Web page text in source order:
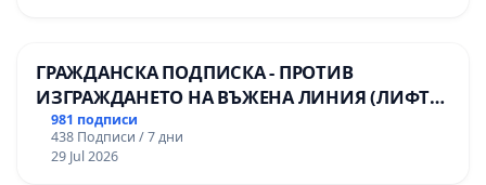
ГРАЖДАНСКА ПОДПИСКА - ПРОТИВ
ИЗГРАЖДАНЕТО НА ВЪЖЕНА ЛИНИЯ (ЛИФТ)
НА ТЕРИТОРИЯТА НА ПРИРОДНА
ЗАБЕЛЕЖИТЕЛНОСТ „ХЪЛМ НА
ОСВОБОДИТЕЛИТЕ“ (БУНАРДЖИК)
981 подписи
438 Подписи / 7 дни
29 Jul 2026